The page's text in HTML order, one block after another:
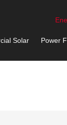
Solar Power